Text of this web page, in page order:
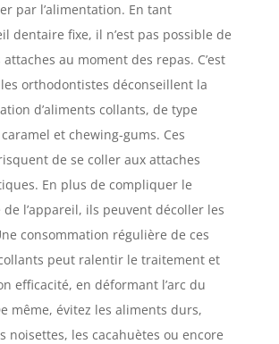
par l’alimentation. En tant
dentaire fixe, il n’est pas possible de
au moment des repas. C’est
orthodontistes déconseillent la
d’aliments collants, de type
et chewing-gums. Ces
de se coller aux attaches
En plus de compliquer le
de l’appareil, ils peuvent décoller les
consommation régulière de ces
peut ralentir le traitement et
efficacité, en déformant l’arc du
même, évitez les aliments durs,
noisettes, les cacahuètes ou encore